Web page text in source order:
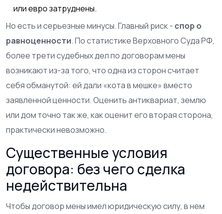
или евро затруднены.
Но есть и серьезные минусы. Главный риск - спор о
равноценности. По статистике Верховного Суда РФ,
более трети судебных дел по договорам мены
возникают из-за того, что одна из сторон считает
себя обманутой: ей дали «кота в мешке» вместо
заявленной ценности. Оценить антиквариат, землю
или дом точно так же, как оценит его вторая сторона,
практически невозможно.
Существенные условия
договора: без чего сделка
недействительна
Чтобы договор мены имел юридическую силу, в нем